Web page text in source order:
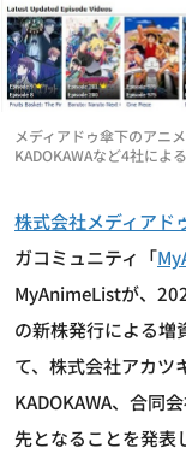
メディアドゥ傘下のアニ
KADOKAWAなど4社によ
株式会社メディアド
ガコミュニティ「
MyAnimeListが、
の新株発行による増
て、株式会社アカツ
KADOKAWA、合同
先となることを発表